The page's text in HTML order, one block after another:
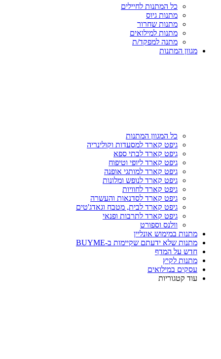
כל המתנות לחיילים
מתנות גיוס
מתנות שחרור
מתנות למילואים
מתנה למפקד/ת
מגוון המתנות
כל המגוון המתנות
גיפט קארד למסעדות וקולינריה
גיפט קארד לבתי ספא
גיפט קארד ליופי וטיפוח
גיפט קארד למותגי אופנה
גיפט קארד לנופש ומלונות
גיפט קארד לחוויות
גיפט קארד לסדנאות והעשרה
גיפט קארד לבית, מטבח וגאדג'טים
גיפט קארד לתרבות ופנאי
וולנס וספורט
מתנות במימוש אונליין
מתנות שלא ידעתם שקיימות ב-BUYME
חדש על המדף
מתנות לקיץ
עסקים במילואים
עוד קטגוריות